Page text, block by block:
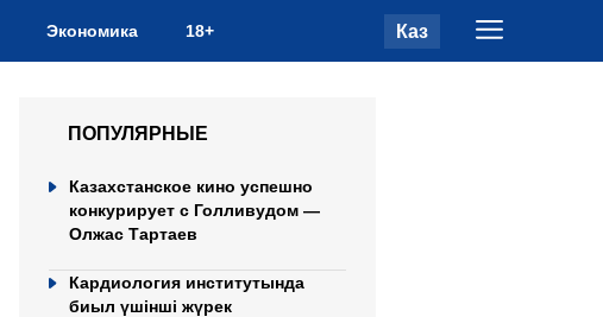
Экономика 18+ Каз
ПОПУЛЯРНЫЕ
Казахстанское кино успешно
конкурирует с Голливудом —
Олжас Тартаев
Кардиология институтында
биыл үшінші жүрек